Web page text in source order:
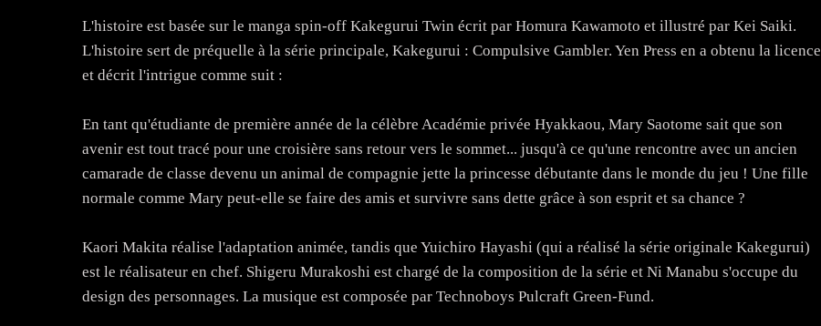
L'histoire est basée sur le manga spin-off Kakegurui Twin écrit par Homura Kawamoto et illustré par Kei Saiki.
L'histoire sert de préquelle à la série principale, Kakegurui : Compulsive Gambler. Yen Press en a obtenu la licence
et décrit l'intrigue comme suit :
En tant qu'étudiante de première année de la célèbre Académie privée Hyakkaou, Mary Saotome sait que son
avenir est tout tracé pour une croisière sans retour vers le sommet... jusqu'à ce qu'une rencontre avec un ancien
camarade de classe devenu un animal de compagnie jette la princesse débutante dans le monde du jeu ! Une fille
normale comme Mary peut-elle se faire des amis et survivre sans dette grâce à son esprit et sa chance ?
Kaori Makita réalise l'adaptation animée, tandis que Yuichiro Hayashi (qui a réalisé la série originale Kakegurui)
est le réalisateur en chef. Shigeru Murakoshi est chargé de la composition de la série et Ni Manabu s'occupe du
design des personnages. La musique est composée par Technoboys Pulcraft Green-Fund.